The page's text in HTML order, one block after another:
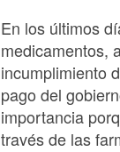
En los últimos
medicamentos,
incumplimiento
pago del
importancia
través de las